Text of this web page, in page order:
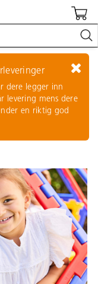
dere legger inn
levering mens dere
en riktig god